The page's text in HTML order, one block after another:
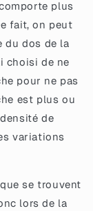
plus
fait, on peut
du dos de la
choisi de ne
pour ne pas
est plus ou
de
variations
se trouvent
lors de la